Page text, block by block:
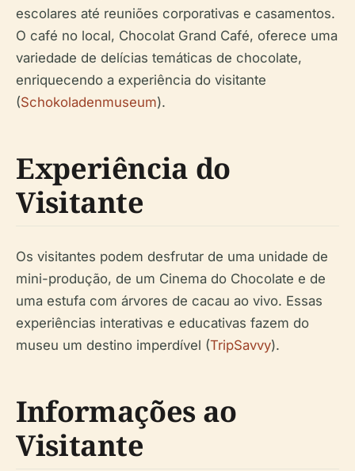
escolares até reuniões corporativas e casamentos.
O café no local, Chocolat Grand Café, oferece uma
variedade de delícias temáticas de chocolate,
enriquecendo a experiência do visitante
(Schokoladenmuseum).
Experiência do
Visitante
Os visitantes podem desfrutar de uma unidade de
mini-produção, de um Cinema do Chocolate e de
uma estufa com árvores de cacau ao vivo. Essas
experiências interativas e educativas fazem do
museu um destino imperdível (TripSavvy).
Informações ao
Visitante